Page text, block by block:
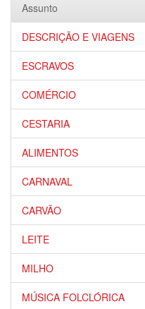
Assunto
DESCRIÇÃO E VIAGENS
ESCRAVOS
COMÉRCIO
CESTARIA
ALIMENTOS
CARNAVAL
CARVÃO
LEITE
MILHO
MÚSICA FOLCLÓRICA